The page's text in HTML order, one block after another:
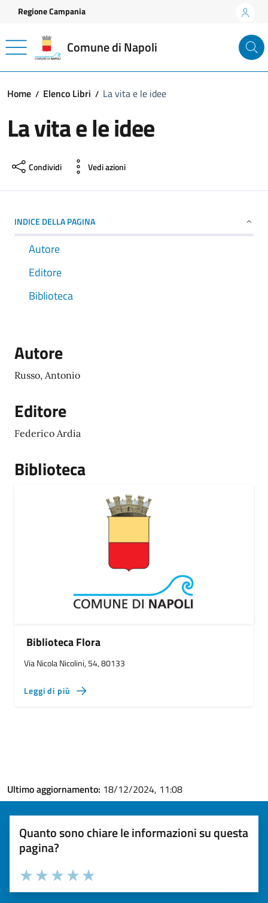
Vai ai contenuti
Vai al footer
Regione Campania
Comune di Napoli
Home Elenco Libri La vita e le idee
La vita e le idee
Condividi Vedi azioni
INDICE DELLA PAGINA
Autore
Editore
Biblioteca
Autore
Russo, Antonio
Editore
Federico Ardia
Biblioteca
Biblioteca Flora
Via Nicola Nicolini, 54, 80133
Leggi di più
Ultimo aggiornamento: 18/12/2024, 11:08
Quanto sono chiare le informazioni su questa
pagina?
Valuta la chiarezza delle informazioni (da 1 a 5 stelle)
Seleziona il numero di stelle per valutare la chiarezza delle
Valuta 5 stelle su 5
Valuta 4 stelle su 5
Valuta 3 stelle su 5
Valuta 2 stelle su 5
Valuta 1 stelle su 5